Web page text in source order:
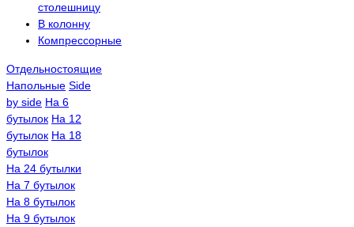
столешницу
В колонну
Компрессорные
Отдельностоящие
Напольные Side
by side На 6
бутылок На 12
бутылок На 18
бутылок
На 24 бутылки
На 7 бутылок
На 8 бутылок
На 9 бутылок